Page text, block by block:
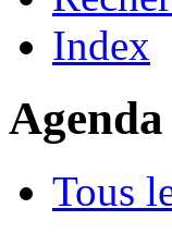
Index
Agenda
Tous